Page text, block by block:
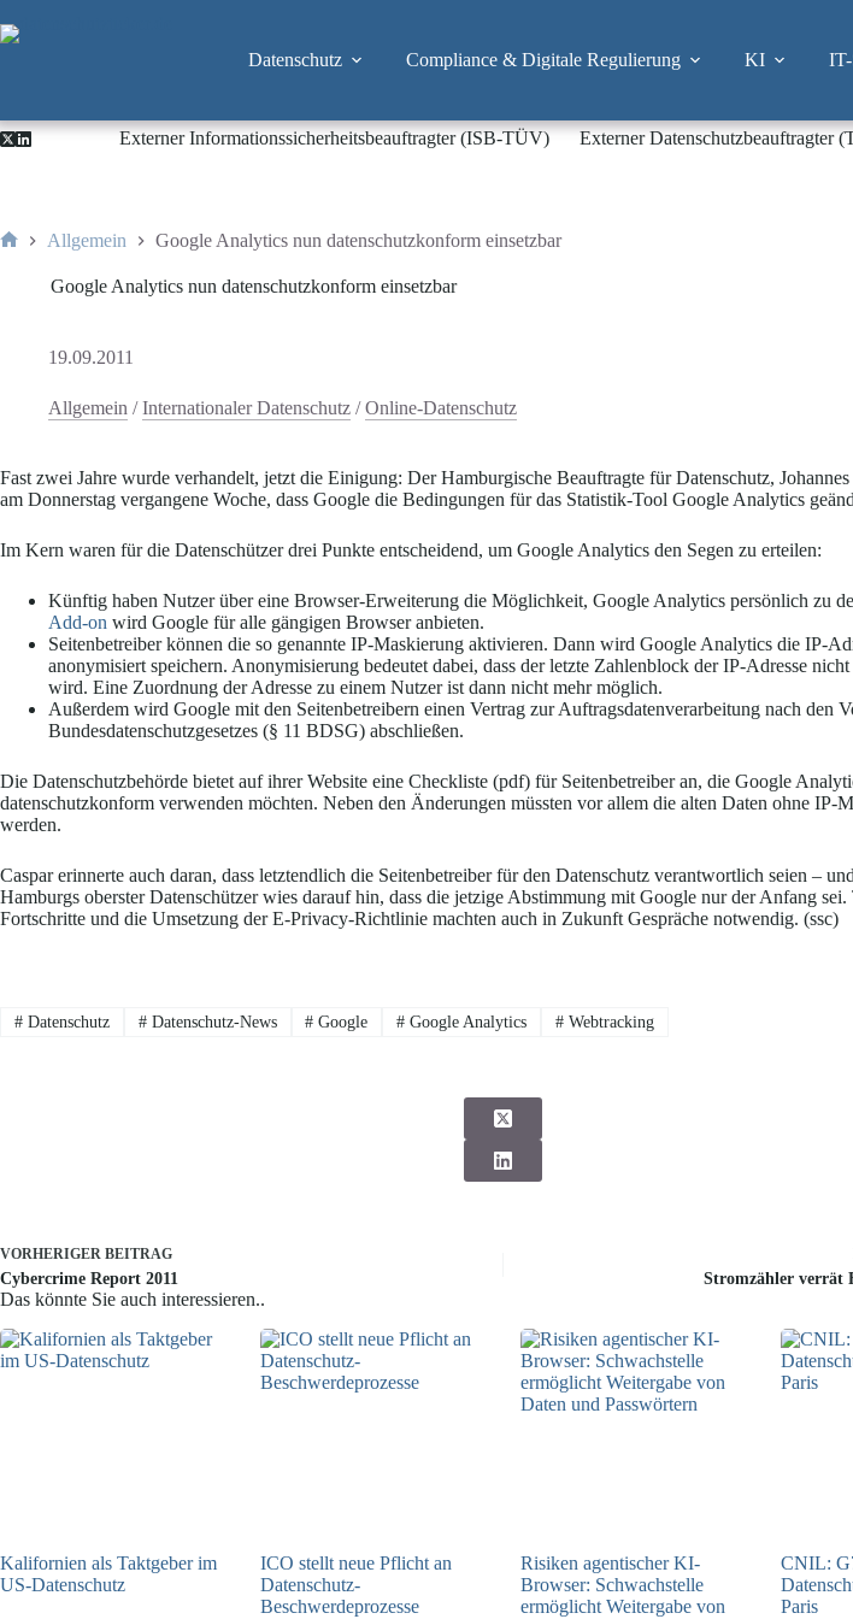
Inhalt
Datenschutz Compliance & Digitale Regulierung KI
Externer Informationssicherheitsbeauftragter (ISB-TÜV) Externer Datenschutzbeauftragter
Allgemein Google Analytics nun datenschutzkonform einsetzbar
Google Analytics nun datenschutzkonform einsetzbar
19.09.2011
Allgemein /Internationaler Datenschutz /Online-Datenschutz
Fast zwei Jahre wurde verhandelt, jetzt die Einigung: Der Hamburgische Beauftragte für Datenschutz,
am Donnerstag vergangene Woche, dass Google die Bedingungen für das Statistik-Tool Google Analytics
Im Kern waren für die Datenschützer drei Punkte entscheidend, um Google Analytics den Segen zu erteilen:
Künftig haben Nutzer über eine Browser-Erweiterung die Möglichkeit, Google Analytics persönlich zu
Add-on wird Google für alle gängigen Browser anbieten.
Seitenbetreiber können die so genannte IP-Maskierung aktivieren. Dann wird Google Analytics die IP-
anonymisiert speichern. Anonymisierung bedeutet dabei, dass der letzte Zahlenblock der IP-Adresse
wird. Eine Zuordnung der Adresse zu einem Nutzer ist dann nicht mehr möglich.
Außerdem wird Google mit den Seitenbetreibern einen Vertrag zur Auftragsdatenverarbeitung nach den
Bundesdatenschutzgesetzes (§ 11 BDSG) abschließen.
Die Datenschutzbehörde bietet auf ihrer Website eine Checkliste (pdf) für Seitenbetreiber an, die Google
datenschutzkonform verwenden möchten. Neben den Änderungen müssten vor allem die alten Daten ohne IP-
werden.
Caspar erinnerte auch daran, dass letztendlich die Seitenbetreiber für den Datenschutz verantwortlich seien –
Hamburgs oberster Datenschützer wies darauf hin, dass die jetzige Abstimmung mit Google nur der Anfang sei.
Fortschritte und die Umsetzung der E-Privacy-Richtlinie machten auch in Zukunft Gespräche notwendig. (ssc)
#Datenschutz #Datenschutz-News # Google # Google Analytics # Webtracking
VORHERIGER BEITRAG
Cybercrime Report 2011 Stromzähler verrät
Das könnte Sie auch interessieren..
Kalifornien als Taktgeber im
US-Datenschutz
ICO stellt neue Pflicht an
Datenschutz-
Beschwerdeprozesse
Risiken agentischer KI-
Browser: Schwachstelle
ermöglicht Weitergabe von
CNIL:
Paris